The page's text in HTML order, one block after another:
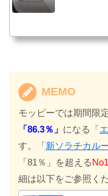
MEMO
モッピーでは期間限
「86.3％」 になる「
す。「新ソラチカル
「81％」を超える
細は以下をご参照く